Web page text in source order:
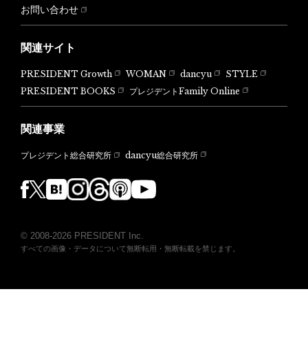
お問い合わせ
関連サイト
PRESIDENT Growth WOMAN dancyu
STYLE
PRESIDENT BOOKS
プレジデントFamily Online
関連事業
プレジデント総合研究所 dancyu総合研究所
© 2008-2026 PRESIDENT Inc.
すべての画像・データについて無断転用・無断転載を禁じます。